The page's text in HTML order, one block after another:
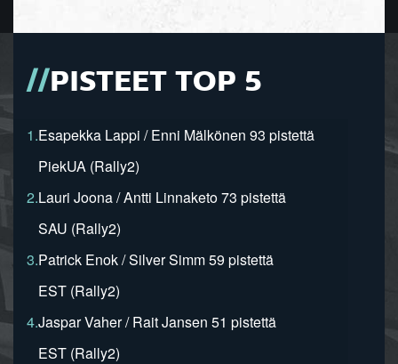
PISTEET TOP 5
1.Esapekka Lappi / Enni Mälkönen 93 pistettä
PiekUA (Rally2)
2.Lauri Joona / Antti Linnaketo 73 pistettä
SAU (Rally2)
3.Patrick Enok / Silver Simm 59 pistettä
EST (Rally2)
4.Jaspar Vaher / Rait Jansen 51 pistettä
EST (Rally2)